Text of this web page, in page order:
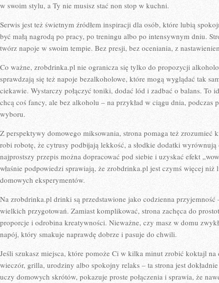
w swoim stylu, a Ty nie musisz stać non stop w kuchni.
Serwis jest też świetnym źródłem inspiracji dla osób, które lubią
być małą nagrodą po pracy, po treningu albo po intensywnym dniu.
twórz napoje w swoim tempie. Bez presji, bez oceniania, z
Co ważne, zrobdrinka.pl nie ogranicza się tylko do propozycji
sprawdzają się też napoje bezalkoholowe, które mogą wyglądać tak
ciekawie. Wystarczy połączyć toniki, dodać lód i zadbać o balans. To
chcą coś fancy, ale bez alkoholu – na przykład w ciągu dnia, podczas
wyboru.
Z perspektywy domowego miksowania, strona pomaga też zrozumieć
robi robotę, że cytrusy podbijają lekkość, a słodkie dodatki
najprostszy przepis można dopracować pod siebie i uzyskać efekt
właśnie podpowiedzi sprawiają, że zrobdrinka.pl jest czymś więcej
domowych eksperymentów.
Na zrobdrinka.pl drinki są przedstawione jako codzienna przyjemność
wielkich przygotowań. Zamiast komplikować, strona zachęca do
proporcje i odrobina kreatywności. Nieważne, czy masz w domu
napój, który smakuje naprawdę dobrze i pasuje do chwili.
Jeśli szukasz miejsca, które pomoże Ci w kilka minut zrobić koktajl
wieczór, grilla, urodziny albo spokojny relaks – ta strona jest
uczy domowych skrótów, pokazuje proste połączenia i sprawia, że